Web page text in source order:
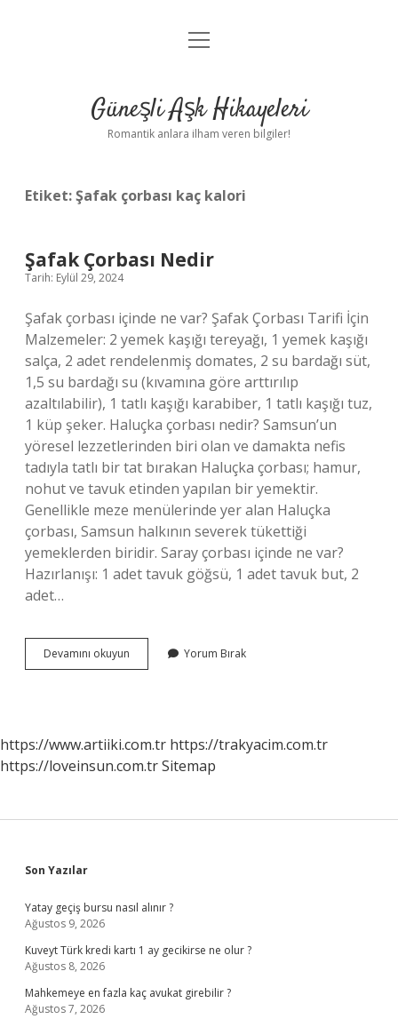
Anasayfa
Yasal Uyarı
menüyü
Güneşli Aşk Hikayeleri
Romantik anlara ilham veren bilgiler!
Etiket:Şafak çorbası kaç kalori
Şafak Çorbası Nedir
Tarih: Eylül 29, 2024
Şafak çorbası içinde ne var? Şafak Çorbası Tarifi İçin
Malzemeler: 2 yemek kaşığı tereyağı, 1 yemek kaşığı
salça, 2 adet rendelenmiş domates, 2 su bardağı süt,
1,5 su bardağı su (kıvamına göre arttırılıp
azaltılabilir), 1 tatlı kaşığı karabiber, 1 tatlı kaşığı tuz,
1 küp şeker. Haluçka çorbası nedir? Samsun’un
yöresel lezzetlerinden biri olan ve damakta nefis
tadıyla tatlı bir tat bırakan Haluçka çorbası; hamur,
nohut ve tavuk etinden yapılan bir yemektir.
Genellikle meze menülerinde yer alan Haluçka
çorbası, Samsun halkının severek tükettiği
yemeklerden biridir. Saray çorbası içinde ne var?
Hazırlanışı: 1 adet tavuk göğsü, 1 adet tavuk but, 2
adet…
Devamını okuyun
Çorbası
Yorum Bırak
https://www.artiiki.com.tr https://trakyacim.com.tr
https://loveinsun.com.trSitemap
Sidebar
Son Yazılar
Yatay geçiş bursu nasıl alınır ?
Ağustos 9, 2026
Kuveyt Türk kredi kartı 1 ay gecikirse ne olur ?
Ağustos 8, 2026
Mahkemeye en fazla kaç avukat girebilir ?
Ağustos 7, 2026